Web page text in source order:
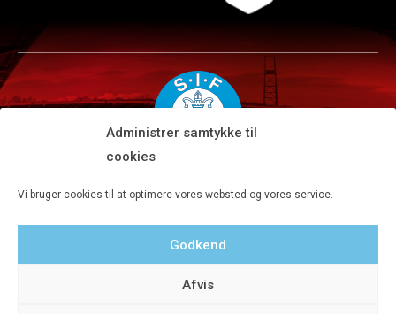
Administrer samtykke til
cookies
Vi bruger cookies til at optimere vores websted og vores service.
Godkend
Afvis
Tlf 8680 4477 · Fax 8680 4647 · Kontortid man-fre kl. 9-15